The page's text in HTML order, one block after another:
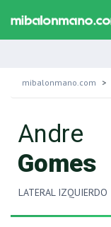
mibalonmano.com
Andre
Gomes
LATERAL IZQUIERDO